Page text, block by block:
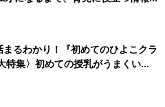
るわかり！『初めてのひよこクラ
特集〉初めての授乳がうまくい
ルクの基本と夏のトラブル 解決テ